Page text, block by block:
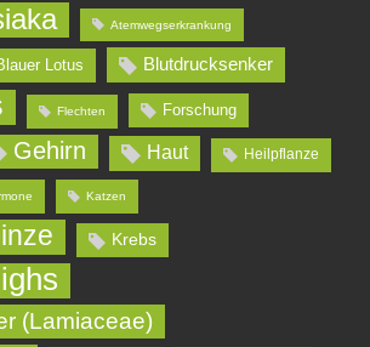
Atemwegserkrankung
Lotus Blutdrucksenker
Flechten Forschung
Gehirn Haut Heilpflanze
Katzen
Krebs
(Lamiaceae)